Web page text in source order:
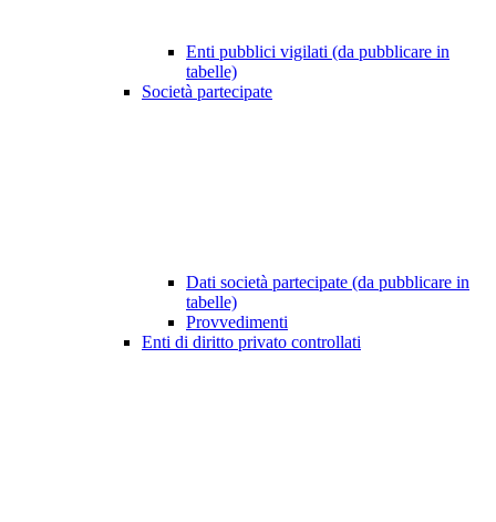
Enti pubblici vigilati (da pubblicare in
tabelle)
Società partecipate
Dati società partecipate (da pubblicare in
tabelle)
Provvedimenti
Enti di diritto privato controllati